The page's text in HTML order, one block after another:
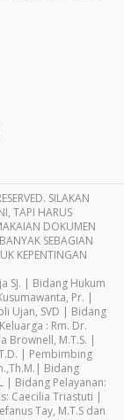
SILAKAN
TAPI HARUS
DOKUMEN
SEBAGIAN
KEPENTINGAN
SJ. | Bidang Hukum
Pr. |
Ujan, SVD | Bidang
: Rm. Dr.
Brownell, M.T.S. |
| Pembimbing
Bidang
| Bidang Pelayanan:
Caecilia Triastuti |
Tay, M.T.S dan